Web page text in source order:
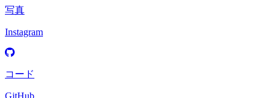
写真
Instagram
コード
GitHub